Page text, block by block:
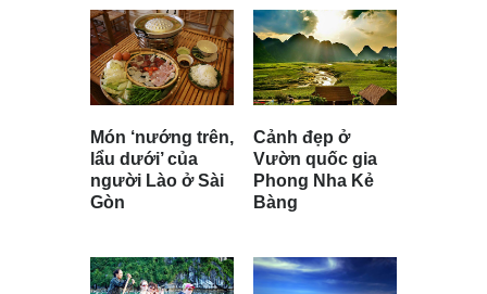
Món ‘nướng trên,
lẩu dưới’ của
người Lào ở Sài
Gòn
Cảnh đẹp ở
Vườn quốc gia
Phong Nha Kẻ
Bàng